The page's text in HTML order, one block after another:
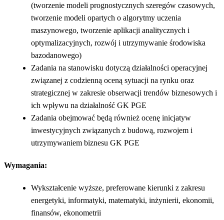
(tworzenie modeli prognostycznych szeregów czasowych,
tworzenie modeli opartych o algorytmy uczenia
maszynowego, tworzenie aplikacji analitycznych i
optymalizacyjnych, rozwój i utrzymywanie środowiska
bazodanowego)
Zadania na stanowisku dotyczą działalności operacyjnej
związanej z codzienną oceną sytuacji na rynku oraz
strategicznej w zakresie obserwacji trendów biznesowych i
ich wpływu na działalność GK PGE
Zadania obejmować będą również ocenę inicjatyw
inwestycyjnych związanych z budową, rozwojem i
utrzymywaniem biznesu GK PGE
Wymagania:
Wykształcenie wyższe, preferowane kierunki z zakresu
energetyki, informatyki, matematyki, inżynierii, ekonomii,
finansów, ekonometrii